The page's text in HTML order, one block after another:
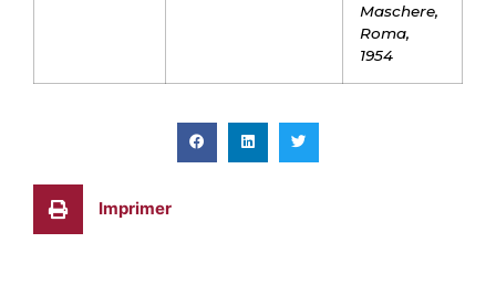
Maschere,
Roma,
1954
Imprimer